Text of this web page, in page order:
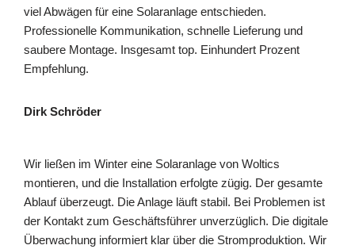
viel Abwägen für eine Solaranlage entschieden.
Professionelle Kommunikation, schnelle Lieferung und
saubere Montage. Insgesamt top. Einhundert Prozent
Empfehlung.
Dirk Schröder
Wir ließen im Winter eine Solaranlage von Woltics
montieren, und die Installation erfolgte zügig. Der gesamte
Ablauf überzeugt. Die Anlage läuft stabil. Bei Problemen ist
der Kontakt zum Geschäftsführer unverzüglich. Die digitale
Überwachung informiert klar über die Stromproduktion. Wir